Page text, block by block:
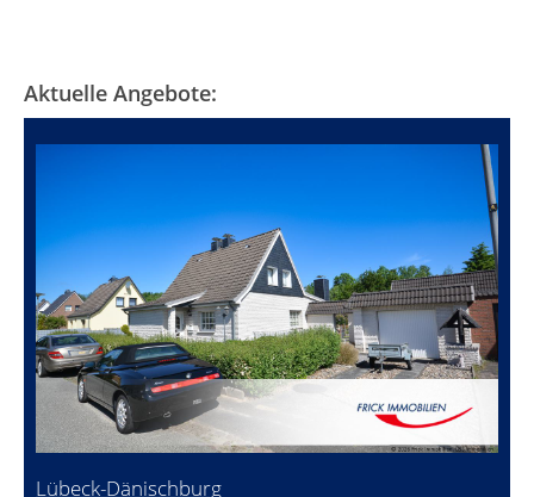
Aktuelle Angebote:
Lübeck-Dänischburg